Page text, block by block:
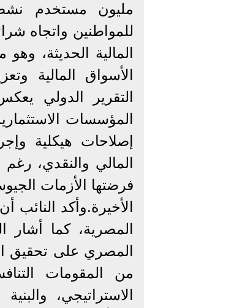
مليون مستخدم نشط
للمواطنين واتجاه
المالية الحديثة،
الأسواق المالية
التقرير الدولي
المؤسسات
إصلاحات هيكلية
المالي والنقدي، رغم
فرضتها الأزمات
الأخيرة.وأكد النائب
المصرية، كما أشار
المصري على تحقيق
من المقومات
الاستراتيجي،